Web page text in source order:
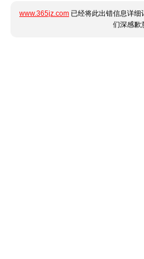
www.365jz.com 已经将此出错信息详
们深感歉